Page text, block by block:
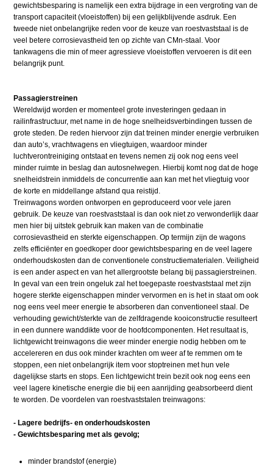
gewichtsbesparing is namelijk een extra bijdrage in een vergroting van de
transport capaciteit (vloeistoffen) bij een gelijkblijvende asdruk. Een
tweede niet onbelangrijke reden voor de keuze van roestvaststaal is de
veel betere corrosievastheid ten op zichte van CMn-staal. Voor
tankwagens die min of meer agressieve vloeistoffen vervoeren is dit een
belangrijk punt.
Passagierstreinen
Wereldwijd worden er momenteel grote investeringen gedaan in
railinfrastructuur, met name in de hoge snelheidsverbindingen tussen de
grote steden. De reden hiervoor zijn dat treinen minder energie verbruiken
dan auto’s, vrachtwagens en vliegtuigen, waardoor minder
luchtverontreiniging ontstaat en tevens nemen zij ook nog eens veel
minder ruimte in beslag dan autosnelwegen. Hierbij komt nog dat de hoge
snelheidstrein inmiddels de concurrentie aan kan met het vliegtuig voor
de korte en middellange afstand qua reistijd.
Treinwagons worden ontworpen en geproduceerd voor vele jaren
gebruik. De keuze van roestvaststaal is dan ook niet zo verwonderlijk daar
men hier bij uitstek gebruik kan maken van de combinatie
corrosievastheid en sterkte eigenschappen. Op termijn zijn de wagons
zelfs efficiënter en goedkoper door gewichtsbesparing en de veel lagere
onderhoudskosten dan de conventionele constructiematerialen. Veiligheid
is een ander aspect en van het allergrootste belang bij passagierstreinen.
In geval van een trein ongeluk zal het toegepaste roestvaststaal met zijn
hogere sterkte eigenschappen minder vervormen en is het in staat om ook
nog eens veel meer energie te absorberen dan conventioneel staal. De
verhouding gewicht/sterkte van de zelfdragende kooiconstructie resulteert
in een dunnere wanddikte voor de hoofdcomponenten. Het resultaat is,
lichtgewicht treinwagons die weer minder energie nodig hebben om te
accelereren en dus ook minder krachten om weer af te remmen om te
stoppen, een niet onbelangrijk item voor stoptreinen met hun vele
dagelijkse starts en stops. Een lichtgewicht trein bezit ook nog eens een
veel lagere kinetische energie die bij een aanrijding geabsorbeerd dient
te worden. De voordelen van roestvaststalen treinwagons:
- Lagere bedrijfs- en onderhoudskosten
- Gewichtsbesparing met als gevolg;
minder brandstof (energie)